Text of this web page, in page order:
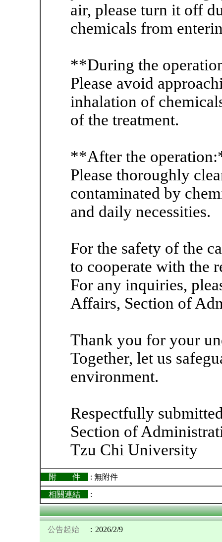
air, please turn it off
chemicals from
**During the
Please avoid
inhalation of
of the treatment.
**After the
Please thoroughly
contaminated by
and daily necessities.
For the safety of the
to cooperate with the
For any inquiries,
Affairs, Section of
Thank you for your
Together, let us
environment.
Respectfully
Section of
Tzu Chi University
附 件 : 無附件
相關連結 :
公告起始 ：2026/2/9